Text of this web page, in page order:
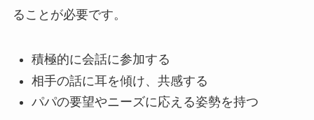
ることが必要です。
積極的に会話に参加する
相手の話に耳を傾け、共感する
パパの要望やニーズに応える姿勢を持つ